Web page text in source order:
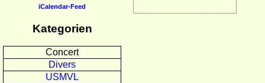
iCalendar-Feed
Kategorien
Concert
Divers
USMVL